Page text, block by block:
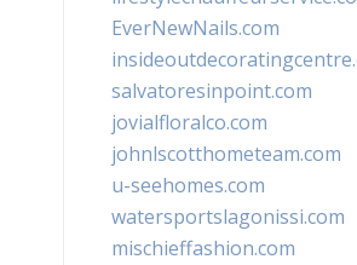
EverNewNails.com
salvatoresinpoint.com
jovialfloralco.com
johnlscotthometeam.com
u-seehomes.com
watersportslagonissi.com
mischieffashion.com